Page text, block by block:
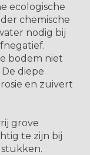
ecologische
chemische
nodig bij
bodem niet
diepe
en zuivert
grove
te zijn bij